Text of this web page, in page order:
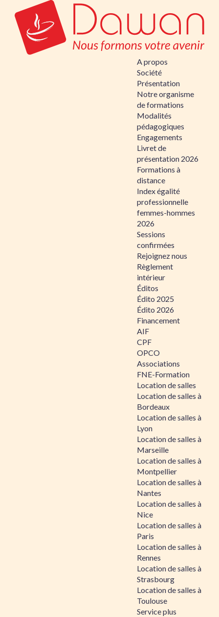
A propos
Société
Présentation
Notre organisme
de formations
Modalités
pédagogiques
Engagements
Livret de
présentation 2026
Formations à
distance
Index égalité
professionnelle
femmes-hommes
2026
Sessions
confirmées
Rejoignez nous
Règlement
intérieur
Éditos
Édito 2025
Édito 2026
Financement
AIF
CPF
OPCO
Associations
FNE-Formation
Location de salles
Location de salles à
Bordeaux
Location de salles à
Lyon
Location de salles à
Marseille
Location de salles à
Montpellier
Location de salles à
Nantes
Location de salles à
Nice
Location de salles à
Paris
Location de salles à
Rennes
Location de salles à
Strasbourg
Location de salles à
Toulouse
Service plus